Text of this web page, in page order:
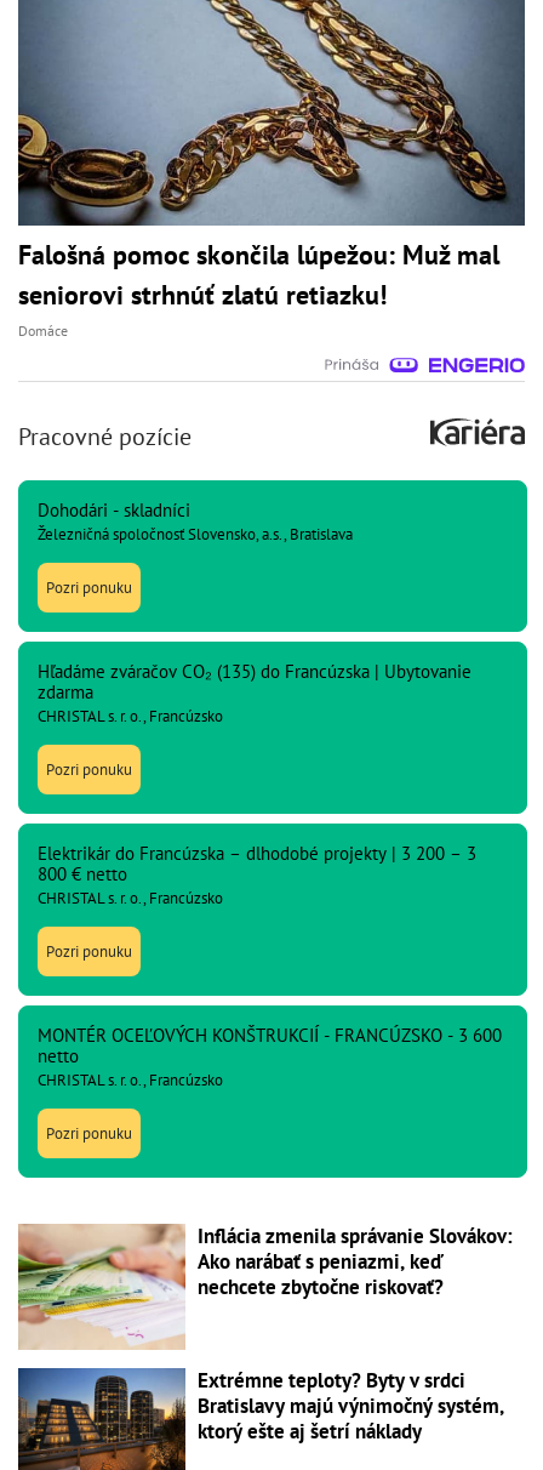
Falošná pomoc skončila lúpežou: Muž mal
seniorovi strhnúť zlatú retiazku!
Domáce
Pracovné pozície
Dohodári - skladníci
Železničná spoločnosť Slovensko, a.s., Bratislava
Pozri ponuku
Hľadáme zváračov CO₂ (135) do Francúzska | Ubytovanie
zdarma
CHRISTAL s. r. o., Francúzsko
Pozri ponuku
Elektrikár do Francúzska – dlhodobé projekty | 3 200 – 3
800 € netto
CHRISTAL s. r. o., Francúzsko
Pozri ponuku
MONTÉR OCEĽOVÝCH KONŠTRUKCIÍ - FRANCÚZSKO - 3 600
netto
CHRISTAL s. r. o., Francúzsko
Pozri ponuku
Inflácia zmenila správanie Slovákov:
Ako narábať s peniazmi, keď
nechcete zbytočne riskovať?
Extrémne teploty? Byty v srdci
Bratislavy majú výnimočný systém,
ktorý ešte aj šetrí náklady